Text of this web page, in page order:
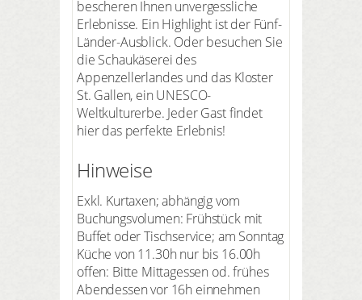
bescheren Ihnen unvergessliche
Erlebnisse. Ein Highlight ist der Fünf-
Länder-Ausblick. Oder besuchen Sie
die Schaukäserei des
Appenzellerlandes und das Kloster
St. Gallen, ein UNESCO-
Weltkulturerbe. Jeder Gast findet
hier das perfekte Erlebnis!
Hinweise
Exkl. Kurtaxen; abhängig vom
Buchungsvolumen: Frühstück mit
Buffet oder Tischservice; am Sonntag
Küche von 11.30h nur bis 16.00h
offen: Bitte Mittagessen od. frühes
Abendessen vor 16h einnehmen